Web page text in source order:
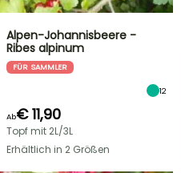
Alpen-Johannisbeere -
Ribes alpinum
FÜR SAMMLER
12
Ab€ 11,90
Topf mit 2L/3L
Erhältlich in 2 Größen